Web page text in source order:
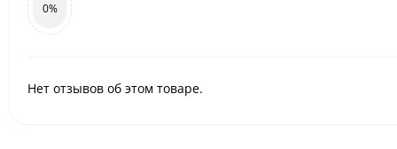
0%
Нет отзывов об этом товаре.